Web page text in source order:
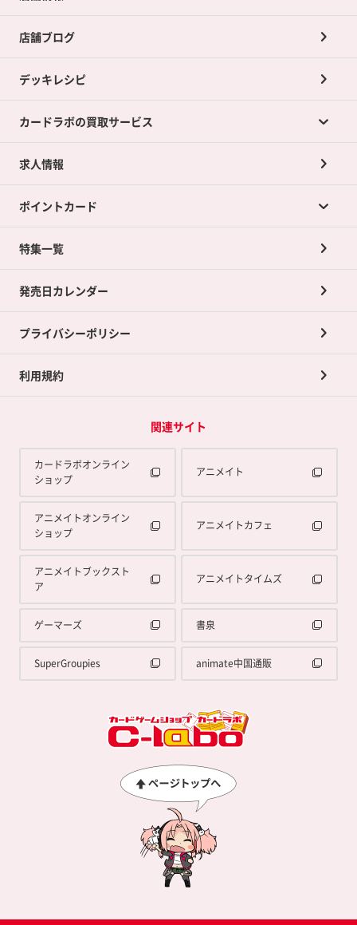
店舗ブログ
デッキレシピ
カードラボの買取サービス
カードラボの買取サービスTOP
店舗買取について
ネット買取について
買取承諾書について
求人情報
ポイントカード
ポイントカードTOP
ポイント交換景品
特集一覧
発売日カレンダー
プライバシーポリシー
利用規約
関連サイト
カードラボオンライン
ショップ
アニメイト
アニメイトオンライン
ショップ
アニメイトカフェ
アニメイトブックスト
ア
アニメイトタイムズ
ゲーマーズ 書泉
SuperGroupies animate中国通販